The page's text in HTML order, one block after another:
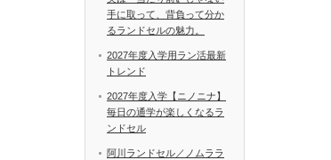
手に取って、背負って分か
るランドセルの魅力。
2027年度入学用ラン活最新
トレンド
2027年度入学【ニノニナ】
毎日の通学が楽しくなるラ
ンドセル
阿川ランドセル／ノムララ